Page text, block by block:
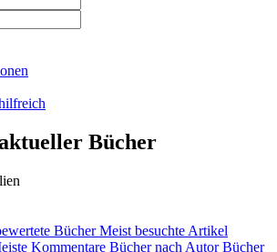
Bücher
BücherMeist besuchte Artikel
Kommentare Bücher nach AutorBücher